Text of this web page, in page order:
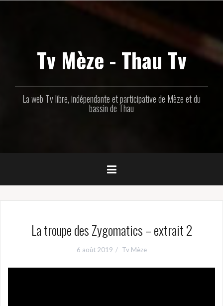
Tv Mèze - Thau Tv
La web Tv libre, indépendante et participative de Mèze et du
bassin de Thau
La troupe des Zygomatics – extrait 2
6 août 2019 Tv Mèze